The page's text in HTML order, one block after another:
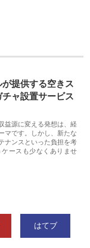
提供する空きス
ャ設置サービス
益源に変える発想は、経
マです。しかし、新たな
ナンスといった負担を考
ースも少なくありませ
はてブ